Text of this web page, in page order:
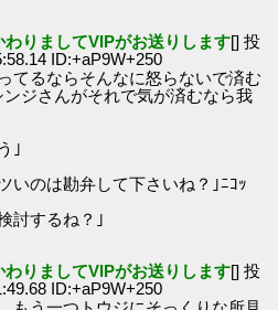
わりましてVIPがお送りします[] 投
ID:+aP9W+250
てるならそんなに怒らないで済む
ジさんがそれで気が済むなら我
｣
いのは勘弁して下さいね？｣ﾆｺｯ
討するね？｣
わりましてVIPがお送りします[] 投
ID:+aP9W+250